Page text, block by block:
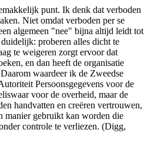
punt. Ik denk dat verboden
Niet omdat verboden per se
algemeen "nee" bijna altijd leidt tot
proberen alles dicht te
te weigeren zorgt ervoor dat
en dan heeft de organisatie
waardeer ik de Zweedse
Persoonsgegevens voor de
voor de overheid, maar de
handvatten en creëren vertrouwen,
manier gebruikt kan worden die
controle te verliezen. (Digg,